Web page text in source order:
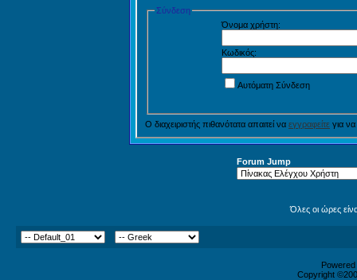
Σύνδεση
Όνομα χρήστη:
Κωδικός:
Αυτόματη Σύνδεση
Ο διαχειριστής πιθανότατα απαιτεί να εγγραφείτε για
Forum Jump
Όλες οι ώρες
Copyright